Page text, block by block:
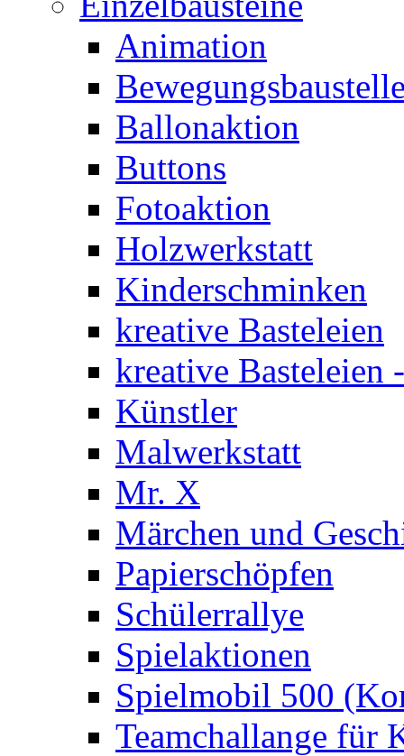
Animation
Ballonaktion
Buttons
Fotoaktion
Holzwerkstatt
Kinderschminken
kreative Basteleien
kreative Basteleien
Künstler
Malwerkstatt
Mr. X
Märchen und
Papierschöpfen
Schülerrallye
Spielaktionen
Spielmobil 500
Teamchallange für